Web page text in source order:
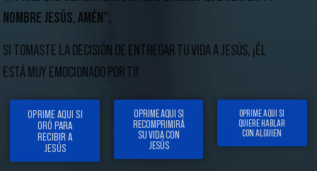
NOMBRE JESÚS, AMÉN”.
SI TOMASTE LA DECISIÓN DE ENTREGAR TU VIDA A JESÚS, ¡ÉL
ESTÁ MUY EMOCIONADO POR TI!
OPRIME AQUI SI
ORÓ PARA
RECIBIR A
JESÚS
OPRIME AQUI SI
RECOMPRIMIRÁ
SU VIDA CON
JESÚS
OPRIME AQUI SI
QUIERE HABLAR
CON ALGUIEN